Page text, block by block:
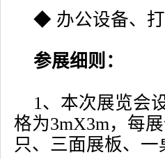
◆ 办公设备、
参展细则：
1、本次展览会
格为3mX3m，每
只、三面展板、